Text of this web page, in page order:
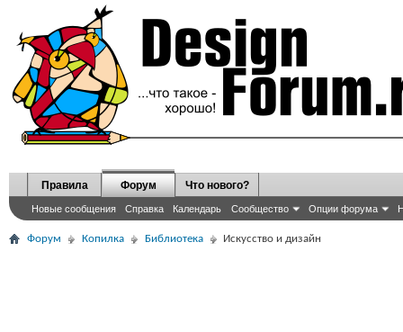
Правила Форум
Новые сообщения Справка Календарь Сообщество Опции форума
Что нового?
Форум Копилка Библиотека Искусство и дизайн